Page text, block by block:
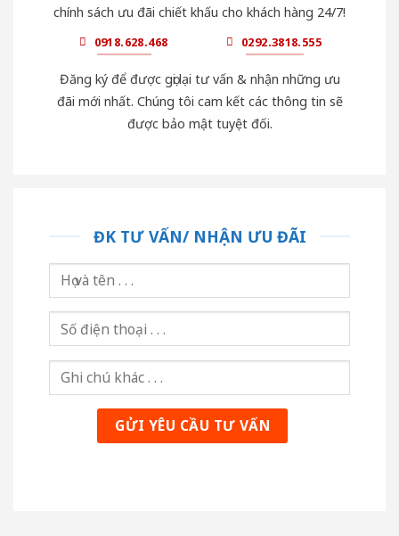
chính sách ưu đãi chiết khấu cho khách hàng 24/7!
0918.628.468 0292.3818.555
Đăng ký để được gọi lại tư vấn & nhận những ưu
đãi mới nhất. Chúng tôi cam kết các thông tin sẽ
được bảo mật tuyệt đối.
ĐK TƯ VẤN/ NHẬN ƯU ĐÃI